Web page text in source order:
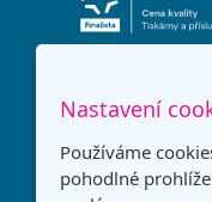
Nastavení
Používáme
pohodlné